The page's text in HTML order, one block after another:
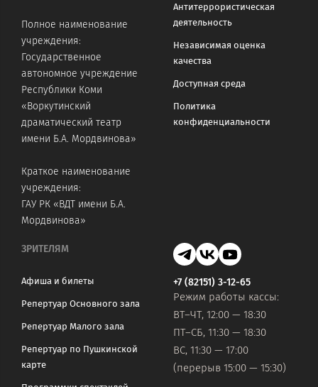
Полное наименование
учреждения:
Государственное
автономное учреждение
Республики Коми
«Воркутинский
драматический театр
имени Б.А. Мордвинова»
Краткое наименование
учреждения:
ГАУ РК «ВДТ имени Б.А.
Мордвинова»
Антитеррористическая
деятельность
Независимая оценка
качества
Доступная среда
Политика
конфиденциальности
ЗРИТЕЛЯМ
Афиша и билеты
Репертуар Основного зала
Репертуар Малого зала
Репертуар по Пушкинской
карте
+7 (82151) 3-12-65
Режим работы кассы:
ВТ–ЧТ, 12:00 — 18:30
ПТ–СБ, 11:30 — 18:30
ВС, 11:30 — 17:00
(перерыв 15:00 — 15:30)